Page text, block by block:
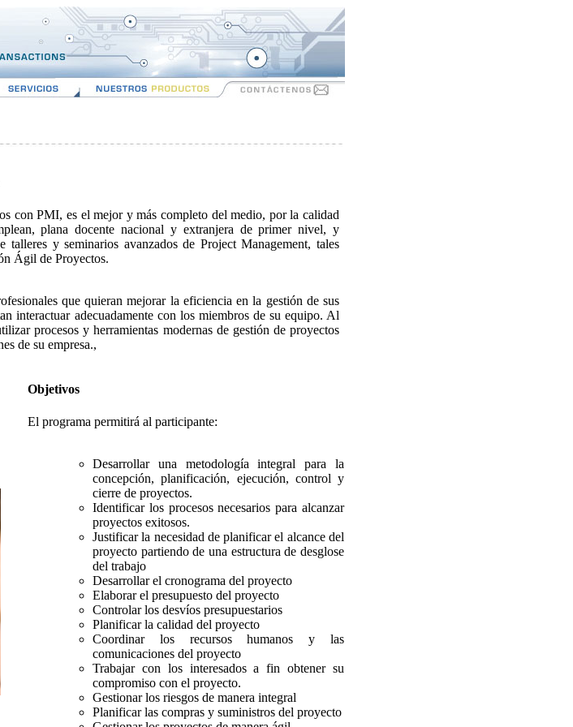
con PMI, es el mejor y más completo del medio, por la calidad
plana docente nacional y extranjera de primer nivel, y
y seminarios avanzados de Project Management, tales
Ágil de Proyectos.
que quieran mejorar la eficiencia en la gestión de sus
interactuar adecuadamente con los miembros de su equipo. Al
procesos y herramientas modernas de gestión de proyectos
de su empresa.,
Objetivos
El programa permitirá al participante:
Desarrollar una metodología integral para la
concepción, planificación, ejecución, control y
cierre de proyectos.
Identificar los procesos necesarios para alcanzar
proyectos exitosos.
Justificar la necesidad de planificar el alcance del
proyecto partiendo de una estructura de desglose
del trabajo
Desarrollar el cronograma del proyecto
Elaborar el presupuesto del proyecto
Controlar los desvíos presupuestarios
Planificar la calidad del proyecto
Coordinar los recursos humanos y las
comunicaciones del proyecto
Trabajar con los interesados a fin obtener su
compromiso con el proyecto.
Gestionar los riesgos de manera integral
Planificar las compras y suministros del proyecto